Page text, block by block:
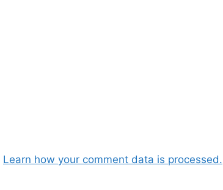
Learn how your comment data is processed.